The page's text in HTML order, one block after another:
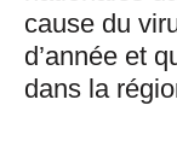
cause du
d’année et
dans la